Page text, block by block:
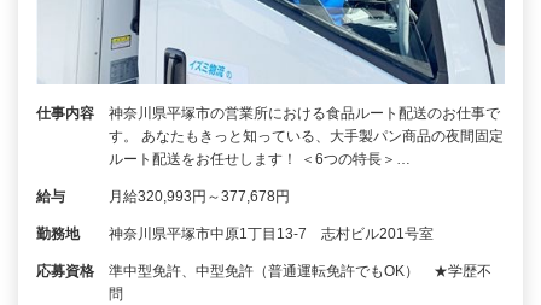
仕事内容
神奈川県平塚市の営業所における食品ルート配送のお仕事で
す。 あなたもきっと知っている、大手製パン商品の夜間固定
ルート配送をお任せします！ ＜6つの特長＞…
給与 月給320,993円～377,678円
勤務地 神奈川県平塚市中原1丁目13-7 志村ビル201号室
応募資格
準中型免許、中型免許（普通運転免許でもOK） ★学歴不
問